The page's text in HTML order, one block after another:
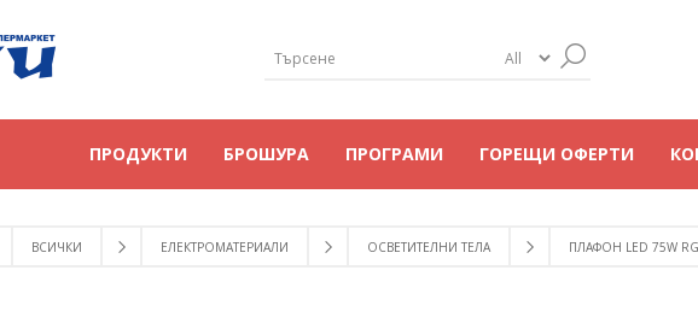
ПРОДУКТИ БРОШУРА ПРОГРАМИ ГОРЕЩИ ОФЕРТИ
ВСИЧКИ ЕЛЕКТРОМАТЕРИАЛИ ОСВЕТИТЕЛНИ ТЕЛА ПЛАФОН LED 75W